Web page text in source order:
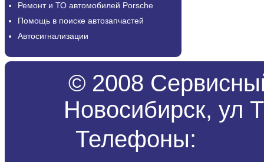
Ремонт и ТО автомобилей Porsche
Помощь в поиске автозапчастей
Автосигнализации
© 2008
Новосибирск, ул
Телефоны: